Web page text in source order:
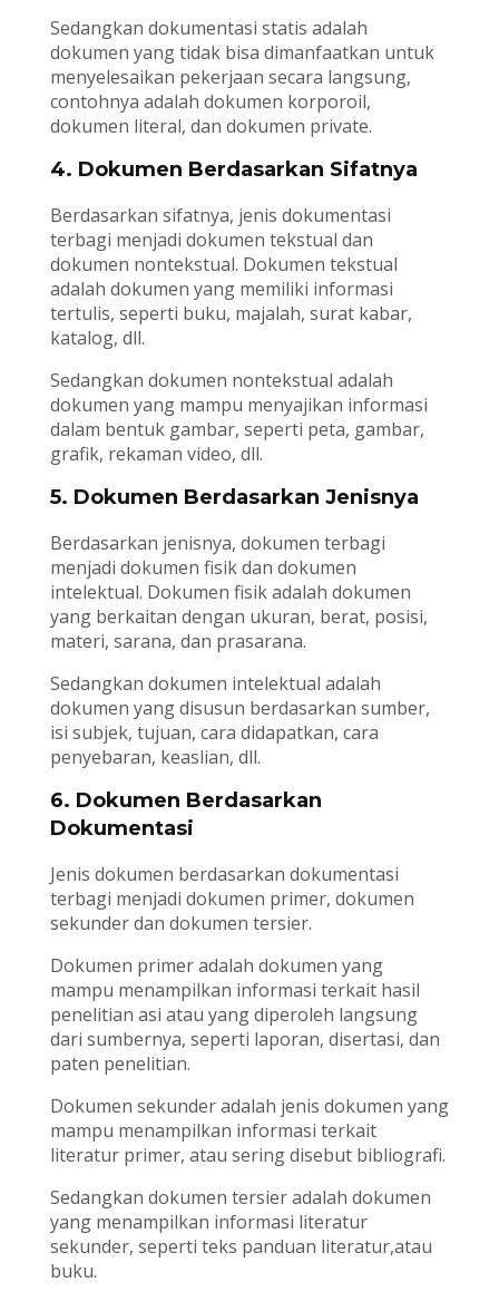
Sedangkan dokumentasi statis adalah
dokumen yang tidak bisa dimanfaatkan untuk
menyelesaikan pekerjaan secara langsung,
contohnya adalah dokumen korporoil,
dokumen literal, dan dokumen private.
4. Dokumen Berdasarkan Sifatnya
Berdasarkan sifatnya, jenis dokumentasi
terbagi menjadi dokumen tekstual dan
dokumen nontekstual. Dokumen tekstual
adalah dokumen yang memiliki informasi
tertulis, seperti buku, majalah, surat kabar,
katalog, dll.
Sedangkan dokumen nontekstual adalah
dokumen yang mampu menyajikan informasi
dalam bentuk gambar, seperti peta, gambar,
grafik, rekaman video, dll.
5. Dokumen Berdasarkan Jenisnya
Berdasarkan jenisnya, dokumen terbagi
menjadi dokumen fisik dan dokumen
intelektual. Dokumen fisik adalah dokumen
yang berkaitan dengan ukuran, berat, posisi,
materi, sarana, dan prasarana.
Sedangkan dokumen intelektual adalah
dokumen yang disusun berdasarkan sumber,
isi subjek, tujuan, cara didapatkan, cara
penyebaran, keaslian, dll.
6. Dokumen Berdasarkan
Dokumentasi
Jenis dokumen berdasarkan dokumentasi
terbagi menjadi dokumen primer, dokumen
sekunder dan dokumen tersier.
Dokumen primer adalah dokumen yang
mampu menampilkan informasi terkait hasil
penelitian asi atau yang diperoleh langsung
dari sumbernya, seperti laporan, disertasi, dan
paten penelitian.
Dokumen sekunder adalah jenis dokumen yang
mampu menampilkan informasi terkait
literatur primer, atau sering disebut bibliografi.
Sedangkan dokumen tersier adalah dokumen
yang menampilkan informasi literatur
sekunder, seperti teks panduan literatur,atau
buku.